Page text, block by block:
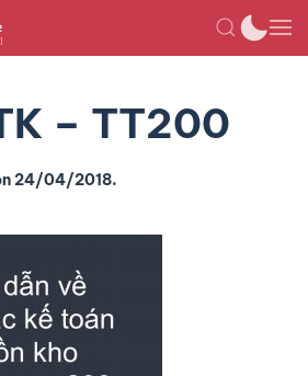
– TT200
24/04/2018.